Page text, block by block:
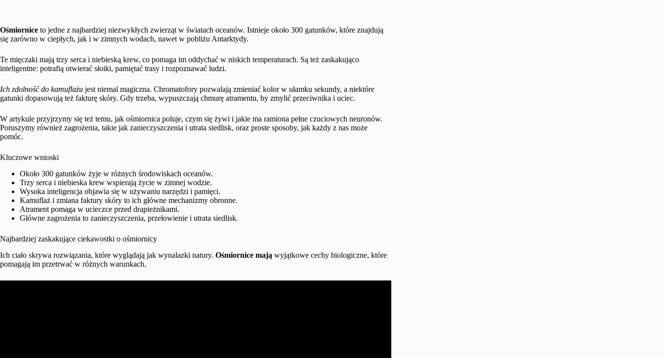
Ośmiornice to jedne z najbardziej niezwykłych zwierząt w światach oceanów. Istnieje około 300 gatunków, które znajdują
się zarówno w ciepłych, jak i w zimnych wodach, nawet w pobliżu Antarktydy.
Te mięczaki mają trzy serca i niebieską krew, co pomaga im oddychać w niskich temperaturach. Są też zaskakująco
inteligentne: potrafią otwierać słoiki, pamiętać trasy i rozpoznawać ludzi.
Ich zdolność do kamuflażu jest niemal magiczna. Chromatofory pozwalają zmieniać kolor w ułamku sekundy, a niektóre
gatunki dopasowują też fakturę skóry. Gdy trzeba, wypuszczają chmurę atramentu, by zmylić przeciwnika i uciec.
W artykule przyjrzymy się też temu, jak ośmiornica poluje, czym się żywi i jakie ma ramiona pełne czuciowych neuronów.
Poruszymy również zagrożenia, takie jak zanieczyszczenia i utrata siedlisk, oraz proste sposoby, jak każdy z nas może
pomóc.
Kluczowe wnioski
Około 300 gatunków żyje w różnych środowiskach oceanów.
Trzy serca i niebieska krew wspierają życie w zimnej wodzie.
Wysoka inteligencja objawia się w używaniu narzędzi i pamięci.
Kamuflaż i zmiana faktury skóry to ich główne mechanizmy obronne.
Atrament pomaga w ucieczce przed drapieżnikami.
Główne zagrożenia to zanieczyszczenia, przełowienie i utrata siedlisk.
Najbardziej zaskakujące ciekawostki o ośmiornicy
Ich ciało skrywa rozwiązania, które wyglądają jak wynalazki natury. Ośmiornice mają wyjątkowe cechy biologiczne, które
pomagają im przetrwać w różnych warunkach.